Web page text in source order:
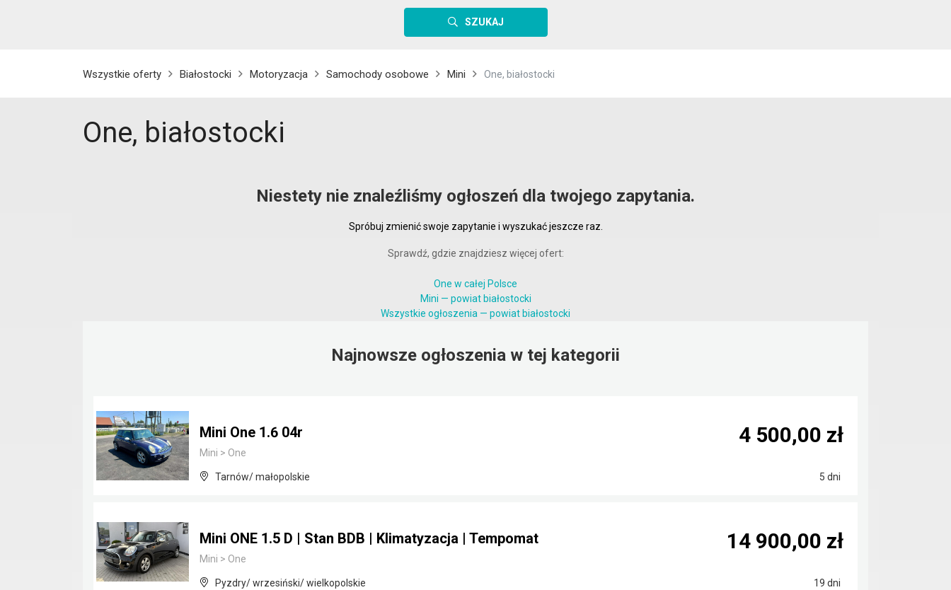
SZUKAJ
Wszystkie oferty Białostocki Motoryzacja Samochody osobowe Mini One, białostocki
One, białostocki
Niestety nie znaleźliśmy ogłoszeń dla twojego zapytania.
Spróbuj zmienić swoje zapytanie i wyszukać jeszcze raz.
Sprawdź, gdzie znajdziesz więcej ofert:
One w całej Polsce
Mini — powiat białostocki
Wszystkie ogłoszenia — powiat białostocki
Najnowsze ogłoszenia w tej kategorii
Mini One 1.6 04r
Mini > One
Tarnów/ małopolskie 5 dni
4 500,00 zł
Mini ONE 1.5 D | Stan BDB | Klimatyzacja | Tempomat
Mini > One
Pyzdry/ wrzesiński/ wielkopolskie 19 dni
14 900,00 zł